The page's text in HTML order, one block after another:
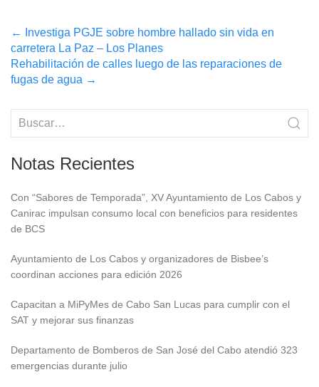
Post
navigation
←
Investiga PGJE sobre hombre hallado sin vida en
carretera La Paz – Los Planes
Rehabilitación de calles luego de las reparaciones de
fugas de agua →
Notas Recientes
Con “Sabores de Temporada”, XV Ayuntamiento de Los Cabos y
Canirac impulsan consumo local con beneficios para residentes
de BCS
Ayuntamiento de Los Cabos y organizadores de Bisbee’s
coordinan acciones para edición 2026
Capacitan a MiPyMes de Cabo San Lucas para cumplir con el
SAT y mejorar sus finanzas
Departamento de Bomberos de San José del Cabo atendió 323
emergencias durante julio